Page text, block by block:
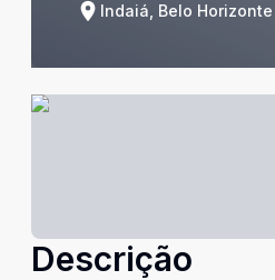
Indaiá, Belo
Descrição